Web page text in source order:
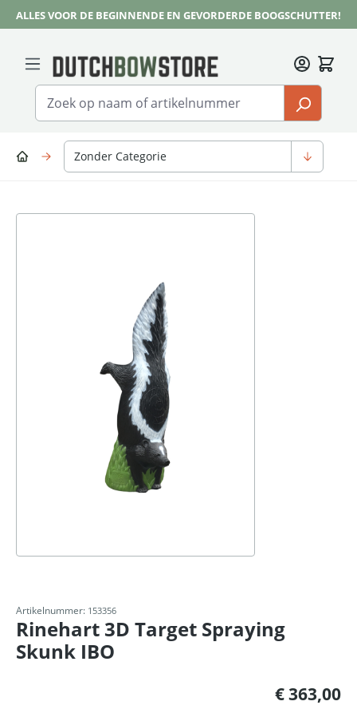
Ga naar de hoofdinhoud
ALLES VOOR DE BEGINNENDE EN GEVORDERDE BOOGSCHUTTER!
Zonder Categorie
Afbeeldingengalerij overslaan
Artikelnummer: 153356
Rinehart 3D Target Spraying
Skunk IBO
€ 363,00